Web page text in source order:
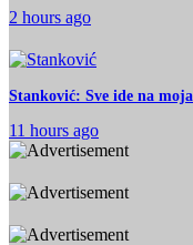
2 hours ago
Stanković: Sve ide na
11 hours ago